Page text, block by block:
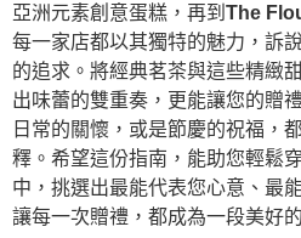
亞洲元素創意蛋糕，再到 The
每一家店都以其獨特的魅力，訴
的追求。將經典茗茶與這些精緻
出味蕾的雙重奏，更能讓您的贈
日常的關懷，或是節慶的祝福，
釋。希望這份指南，能助您輕鬆
中，挑選出最能代表您心意、最
讓每一次贈禮，都成為一段美好